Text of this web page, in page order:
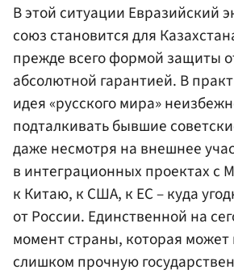
В этой ситуации Евразийский
союз становится для
прежде всего формой защиты
абсолютной гарантией. В
идея «русского мира»
подталкивать бывшие
даже несмотря на внешнее
в интеграционных проектах с
к Китаю, к США, к ЕС – куда
от России. Единственной на
момент страны, которая может
слишком прочную